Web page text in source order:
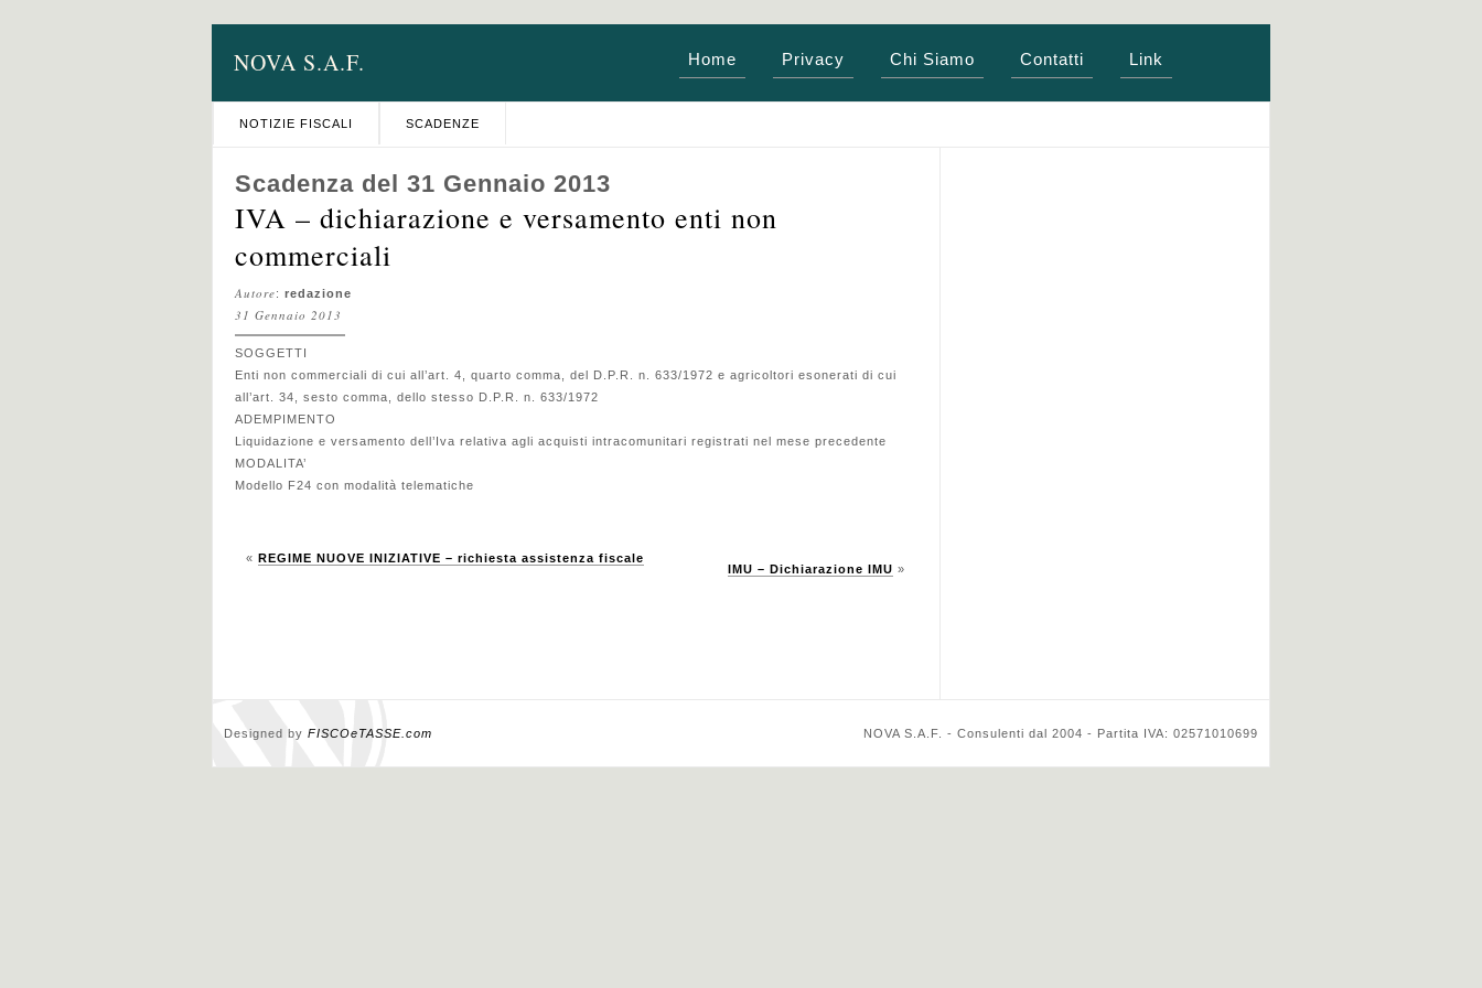
NOVA S.A.F. Home Privacy Chi Siamo Contatti Link
NOTIZIE FISCALI SCADENZE
Scadenza del 31 Gennaio 2013
IVA – dichiarazione e versamento enti non
commerciali
Autore: redazione
31 Gennaio 2013
SOGGETTI
Enti non commerciali di cui all’art. 4, quarto comma, del D.P.R. n. 633/1972 e agricoltori esonerati di cui
all’art. 34, sesto comma, dello stesso D.P.R. n. 633/1972
ADEMPIMENTO
Liquidazione e versamento dell’Iva relativa agli acquisti intracomunitari registrati nel mese precedente
MODALITA’
Modello F24 con modalità telematiche
« REGIME NUOVE INIZIATIVE – richiesta assistenza fiscale
IMU – Dichiarazione IMU »
Designed by FISCOeTASSE.com NOVA S.A.F. - Consulenti dal 2004 - Partita IVA: 02571010699